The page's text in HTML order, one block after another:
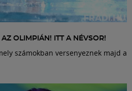
OLIMPIÁN! ITT A NÉVSOR!
számokban versenyeznek majd a